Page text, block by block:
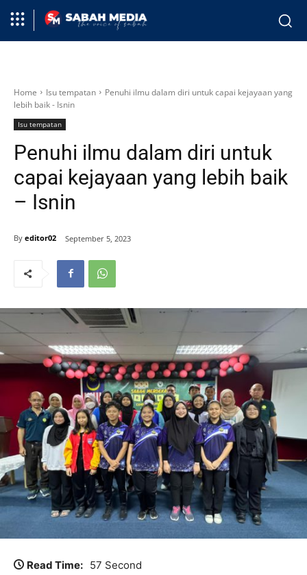
Home Isu tempatan
Penuhi ilmu dalam diri untuk capai kejayaan yang
lebih baik - Isnin
Isu tempatan
Penuhi ilmu dalam diri untuk
capai kejayaan yang lebih baik
– Isnin
By editor02 September 5, 2023
Read Time: 57 Second